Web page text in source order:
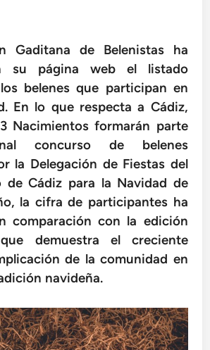
Gaditana de Belenistas ha
su página web el listado
belenes que participan en
En lo que respecta a Cádiz,
Nacimientos formarán parte
concurso de belenes
la Delegación de Fiestas del
de Cádiz para la Navidad de
la cifra de participantes ha
comparación con la edición
demuestra el creciente
de la comunidad en
navideña.